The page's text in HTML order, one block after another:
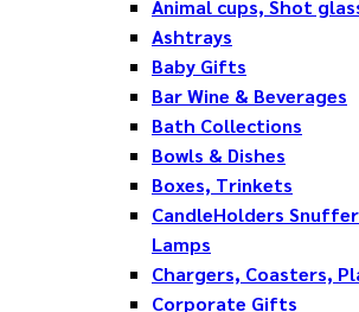
Animal cups, Shot
Ashtrays
Baby Gifts
Bar Wine & Beverages
Bath Collections
Bowls & Dishes
Boxes, Trinkets
CandleHolders
Lamps
Chargers, Coasters,
Corporate Gifts